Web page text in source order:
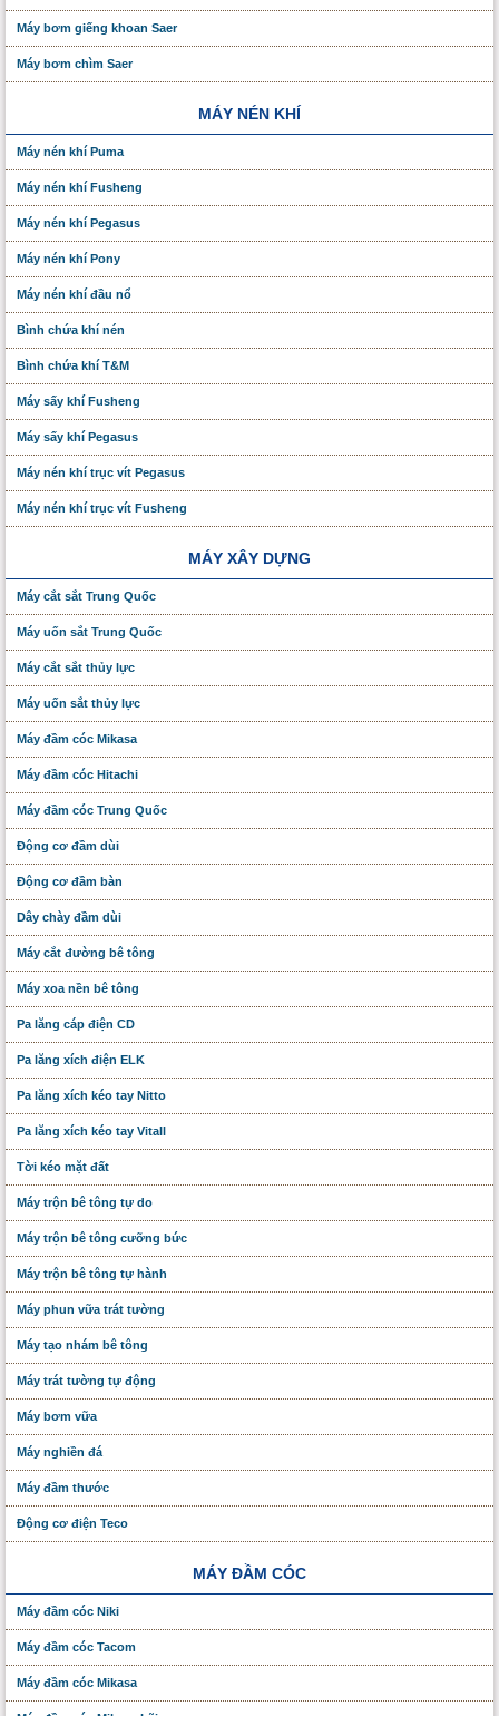
Máy bơm giếng khoan Saer
Máy bơm chìm Saer
MÁY NÉN KHÍ
Máy nén khí Puma
Máy nén khí Fusheng
Máy nén khí Pegasus
Máy nén khí Pony
Máy nén khí đầu nổ
Bình chứa khí nén
Bình chứa khí T&M
Máy sấy khí Fusheng
Máy sấy khí Pegasus
Máy nén khí trục vít Pegasus
Máy nén khí trục vít Fusheng
MÁY XÂY DỰNG
Máy cắt sắt Trung Quốc
Máy uốn sắt Trung Quốc
Máy cắt sắt thủy lực
Máy uốn sắt thủy lực
Máy đầm cóc Mikasa
Máy đầm cóc Hitachi
Máy đầm cóc Trung Quốc
Động cơ đầm dùi
Động cơ đầm bàn
Dây chày đầm dùi
Máy cắt đường bê tông
Máy xoa nền bê tông
Pa lăng cáp điện CD
Pa lăng xích điện ELK
Pa lăng xích kéo tay Nitto
Pa lăng xích kéo tay Vitall
Tời kéo mặt đất
Máy trộn bê tông tự do
Máy trộn bê tông cưỡng bức
Máy trộn bê tông tự hành
Máy phun vữa trát tường
Máy tạo nhám bê tông
Máy trát tường tự động
Máy bơm vữa
Máy nghiền đá
Máy đầm thước
Động cơ điện Teco
MÁY ĐẦM CÓC
Máy đầm cóc Niki
Máy đầm cóc Tacom
Máy đầm cóc Mikasa